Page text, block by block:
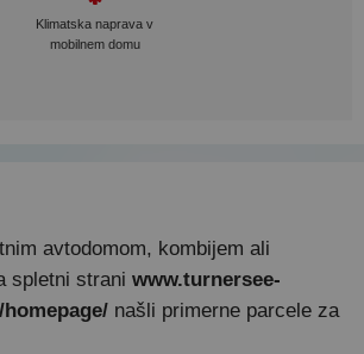
Klimatska naprava v
mobilnem domu
avtodomom, kombijem ali
spletni strani www.turnersee-
našli primerne parcele za